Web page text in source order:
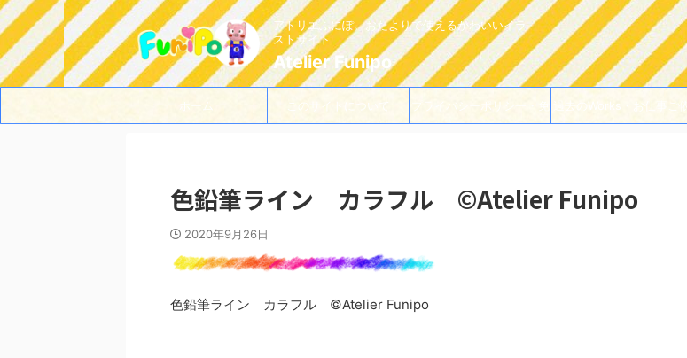
アトリエふにぽ。おたよりで使えるかわいいイラ
ストサイト
Atelier Funipo
ホーム このサイトについて プライバシーポリシー・免 過去のWorks・お仕事ご依
色鉛筆ライン カラフル ©Atelier Funipo
2020年9月26日
色鉛筆ライン カラフル ©Atelier Funipo